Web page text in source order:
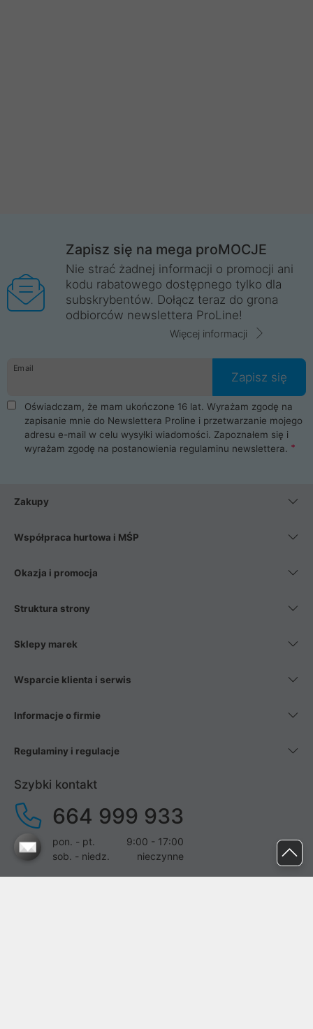
Zapisz się na mega proMOCJE
Nie strać żadnej informacji o promocji ani
kodu rabatowego dostępnego tylko dla
subskrybentów. Dołącz teraz do grona
odbiorców newslettera ProLine!
Więcej informacji
Email
Zapisz się
Oświadczam, że mam ukończone 16 lat. Wyrażam zgodę na
zapisanie mnie do Newslettera Proline i przetwarzanie mojego
adresu e-mail w celu wysyłki wiadomości. Zapoznałem się i
wyrażam zgodę na postanowienia regulaminu newslettera.
Zakupy
Współpraca hurtowa i MŚP
Okazja i promocja
Struktura strony
Sklepy marek
Wsparcie klienta i serwis
Informacje o firmie
Regulaminy i regulacje
Szybki kontakt
664 999 933
pon. - pt.
9:00 - 17:00
sob. - niedz.
nieczynne